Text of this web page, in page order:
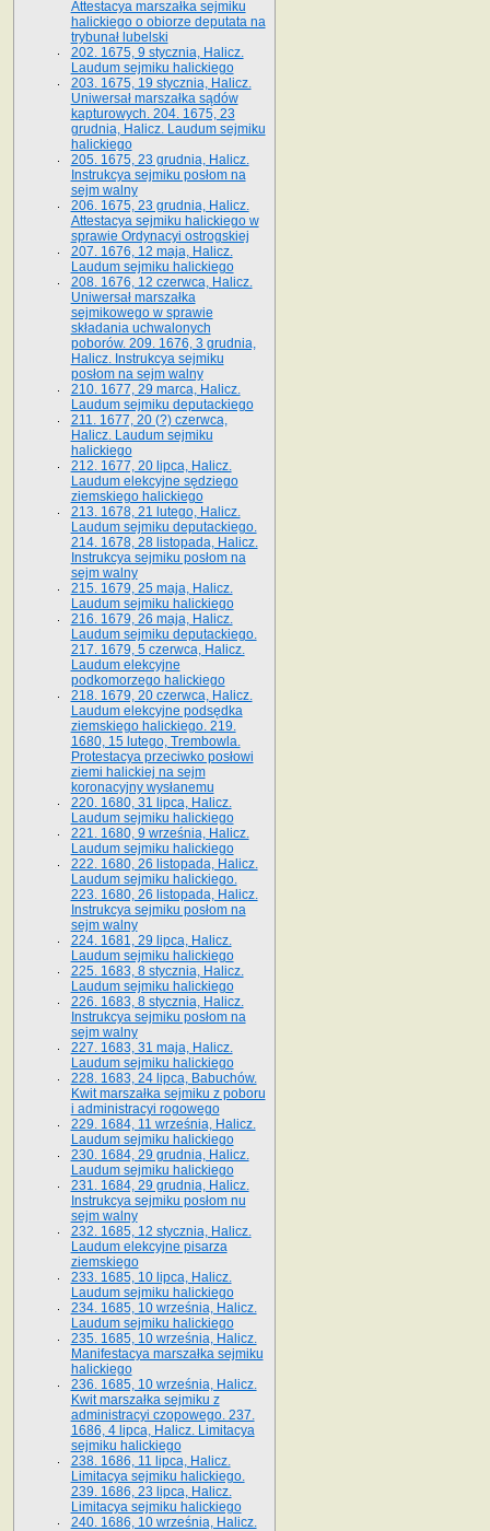
Attestacya marszałka sejmiku
halickiego o obiorze deputata na
trybunał lubelski
202. 1675, 9 stycznia, Halicz.
Laudum sejmiku halickiego
203. 1675, 19 stycznia, Halicz.
Uniwersał marszałka sądów
kapturowych. 204. 1675, 23
grudnia, Halicz. Laudum sejmiku
halickiego
205. 1675, 23 grudnia, Halicz.
Instrukcya sejmiku posłom na
sejm walny
206. 1675, 23 grudnia, Halicz.
Attestacya sejmiku halickiego w
sprawie Ordynacyi ostrogskiej
207. 1676, 12 maja, Halicz.
Laudum sejmiku halickiego
208. 1676, 12 czerwca, Halicz.
Uniwersał marszałka
sejmikowego w sprawie
składania uchwalonych
poborów. 209. 1676, 3 grudnia,
Halicz. Instrukcya sejmiku
posłom na sejm walny
210. 1677, 29 marca, Halicz.
Laudum sejmiku deputackiego
211. 1677, 20 (?) czerwca,
Halicz. Laudum sejmiku
halickiego
212. 1677, 20 lipca, Halicz.
Laudum elekcyjne sędziego
ziemskiego halickiego
213. 1678, 21 lutego, Halicz.
Laudum sejmiku deputackiego.
214. 1678, 28 listopada, Halicz.
Instrukcya sejmiku posłom na
sejm walny
215. 1679, 25 maja, Halicz.
Laudum sejmiku halickiego
216. 1679, 26 maja, Halicz.
Laudum sejmiku deputackiego.
217. 1679, 5 czerwca, Halicz.
Laudum elekcyjne
podkomorzego halickiego
218. 1679, 20 czerwca, Halicz.
Laudum elekcyjne podsędka
ziemskiego halickiego. 219.
1680, 15 lutego, Trembowla.
Protestacya przeciwko posłowi
ziemi halickiej na sejm
koronacyjny wysłanemu
220. 1680, 31 lipca, Halicz.
Laudum sejmiku halickiego
221. 1680, 9 września, Halicz.
Laudum sejmiku halickiego
222. 1680, 26 listopada, Halicz.
Laudum sejmiku halickiego.
223. 1680, 26 listopada, Halicz.
Instrukcya sejmiku posłom na
sejm walny
224. 1681, 29 lipca, Halicz.
Laudum sejmiku halickiego
225. 1683, 8 stycznia, Halicz.
Laudum sejmiku halickiego
226. 1683, 8 stycznia, Halicz.
Instrukcya sejmiku posłom na
sejm walny
227. 1683, 31 maja, Halicz.
Laudum sejmiku halickiego
228. 1683, 24 lipca, Babuchów.
Kwit marszałka sejmiku z poboru
i administracyi rogowego
229. 1684, 11 września, Halicz.
Laudum sejmiku halickiego
230. 1684, 29 grudnia, Halicz.
Laudum sejmiku halickiego
231. 1684, 29 grudnia, Halicz.
Instrukcya sejmiku posłom nu
sejm walny
232. 1685, 12 stycznia, Halicz.
Laudum elekcyjne pisarza
ziemskiego
233. 1685, 10 lipca, Halicz.
Laudum sejmiku halickiego
234. 1685, 10 września, Halicz.
Laudum sejmiku halickiego
235. 1685, 10 września, Halicz.
Manifestacya marszałka sejmiku
halickiego
236. 1685, 10 września, Halicz.
Kwit marszałka sejmiku z
administracyi czopowego. 237.
1686, 4 lipca, Halicz. Limitacya
sejmiku halickiego
238. 1686, 11 lipca, Halicz.
Limitacya sejmiku halickiego.
239. 1686, 23 lipca, Halicz.
Limitacya sejmiku halickiego
240. 1686, 10 września, Halicz.